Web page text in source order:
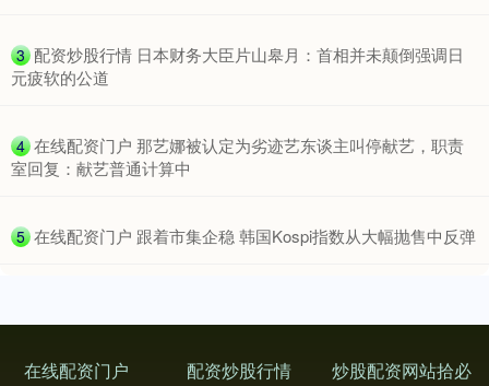
3 ​配资炒股行情 日本财务大臣片山皋月：首相并未颠倒强调日
元疲软的公道
4 ​在线配资门户 那艺娜被认定为劣迹艺东谈主叫停献艺，职责
室回复：献艺普通计算中
5 ​在线配资门户 跟着市集企稳 韩国Kospi指数从大幅抛售中反弹
在线配资门户 配资炒股行情
炒股配资网站拾必